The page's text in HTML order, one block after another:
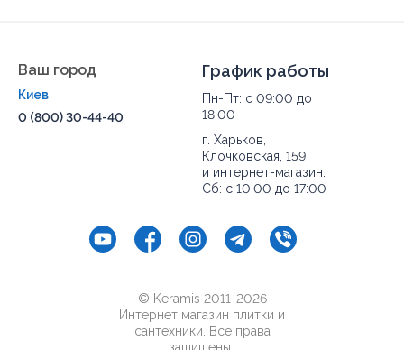
Ваш город
Киев
0 (800) 30-44-40
График работы
Пн-Пт: с 09:00 до
18:00
г. Харьков,
Клочковская, 159
и интернет-магазин:
Сб: с 10:00 до 17:00
© Keramis 2011-2026
Интернет магазин плитки и
сантехники. Все права